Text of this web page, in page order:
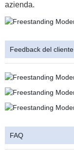
azienda.
Feedback del cliente
FAQ